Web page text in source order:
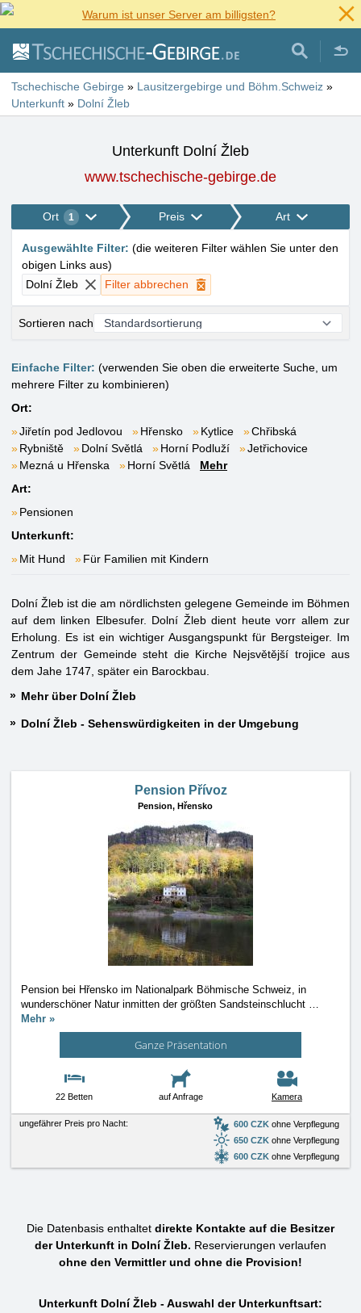
Warum ist unser Server am billigsten?
Tschechische Gebirge » Lausitzergebirge und Böhm.Schweiz »
Unterkunft » Dolní Žleb
Unterkunft Dolní Žleb
www.tschechische-gebirge.de
Ort 1 Preis Art
Ausgewählte Filter: (die weiteren Filter wählen Sie unter den
obigen Links aus)
Dolní Žleb
Filter abbrechen
Sortieren nach
Einfache Filter: (verwenden Sie oben die erweiterte Suche, um
mehrere Filter zu kombinieren)
Ort:
Jiřetín pod Jedlovou
Hřensko Kytlice
Chřibská
Rybniště
Dolní Světlá Horní Podluží
Jetřichovice
Mezná u Hřenska
Horní Světlá
Mehr
Art:
Pensionen
Unterkunft:
Mit Hund
Für Familien mit Kindern
Dolní Žleb ist die am nördlichsten gelegene Gemeinde im Böhmen
auf dem linken Elbesufer. Dolní Žleb dient heute vorr allem zur
Erholung. Es ist ein wichtiger Ausgangspunkt für Bergsteiger. Im
Zentrum der Gemeinde steht die Kirche Nejsvětější trojice aus
dem Jahe 1747, später ein Barockbau.
Mehr über Dolní Žleb
Dolní Žleb - Sehenswürdigkeiten in der Umgebung
Pension Přívoz
Pension, Hřensko
Pension bei Hřensko im Nationalpark Böhmische Schweiz, in
wunderschöner Natur inmitten der größten Sandsteinschlucht …
Mehr »
Ganze Präsentation
22 Betten auf Anfrage Kamera
ungefährer Preis pro Nacht: 600 CZK ohne Verpflegung
650 CZK ohne Verpflegung
600 CZK ohne Verpflegung
Die Datenbasis enthaltet direkte Kontakte auf die Besitzer
der Unterkunft in Dolní Žleb. Reservierungen verlaufen
ohne den Vermittler und ohne die Provision!
Unterkunft Dolní Žleb - Auswahl der Unterkunftsart: